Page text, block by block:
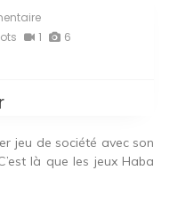
on
Rhino
1 6
jeu de société avec son
là que les jeux Haba